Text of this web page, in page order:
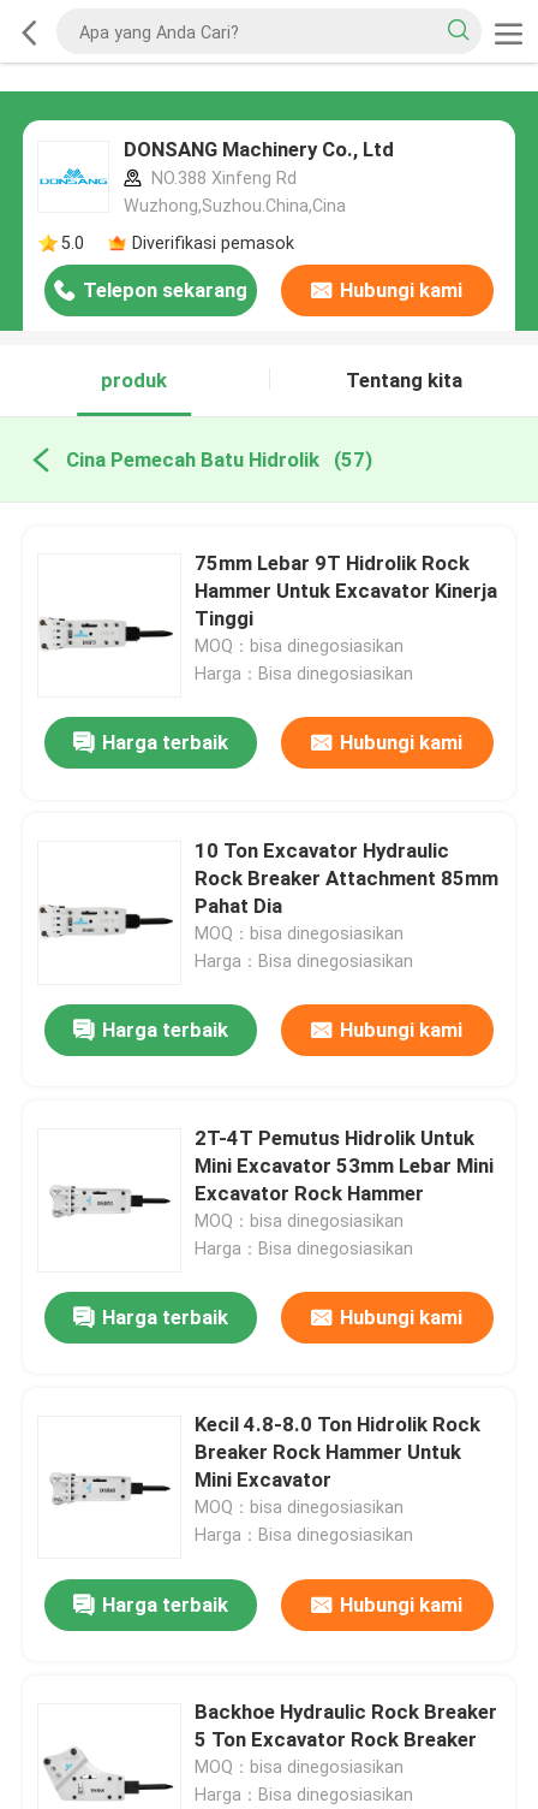
DONSANG Machinery Co., Ltd
NO.388 Xinfeng Rd
Wuzhong,Suzhou.China,Cina
5.0
Diverifikasi pemasok
Telepon sekarang Hubungi kami
produk Tentang kita
Cina Pemecah Batu Hidrolik (57)
75mm Lebar 9T Hidrolik Rock
Hammer Untuk Excavator Kinerja
Tinggi
MOQ：bisa dinegosiasikan
Harga：Bisa dinegosiasikan
Harga terbaik Hubungi kami
10 Ton Excavator Hydraulic
Rock Breaker Attachment 85mm
Pahat Dia
MOQ：bisa dinegosiasikan
Harga：Bisa dinegosiasikan
Harga terbaik Hubungi kami
2T-4T Pemutus Hidrolik Untuk
Mini Excavator 53mm Lebar Mini
Excavator Rock Hammer
MOQ：bisa dinegosiasikan
Harga：Bisa dinegosiasikan
Harga terbaik Hubungi kami
Kecil 4.8-8.0 Ton Hidrolik Rock
Breaker Rock Hammer Untuk
Mini Excavator
MOQ：bisa dinegosiasikan
Harga：Bisa dinegosiasikan
Harga terbaik Hubungi kami
Backhoe Hydraulic Rock Breaker
5 Ton Excavator Rock Breaker
MOQ：bisa dinegosiasikan
Harga：Bisa dinegosiasikan